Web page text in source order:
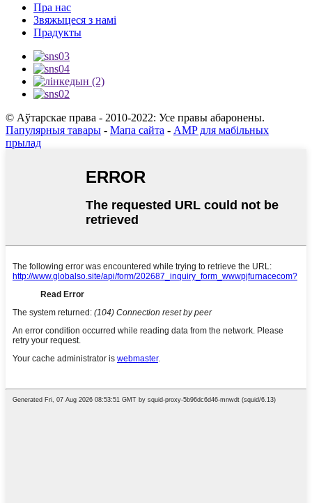
Пра нас
Звяжыцеся з намі
Прадукты
© Аўтарскае права - 2010-2022: Усе правы абаронены.
Папулярныя тавары - Мапа сайта - AMP для мабільных
прылад